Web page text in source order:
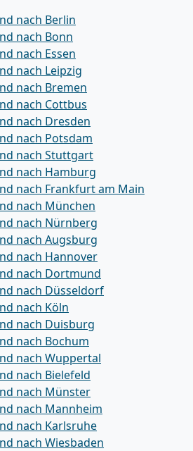
nach Berlin
nach Bonn
nach Essen
nach Leipzig
nach Bremen
nach Cottbus
nach Dresden
nach Potsdam
nach Stuttgart
nach Hamburg
nach Frankfurt am Main
nach München
nach Nürnberg
nach Augsburg
nach Hannover
nach Dortmund
nach Düsseldorf
nach Köln
nach Duisburg
nach Bochum
nach Wuppertal
nach Bielefeld
nach Münster
nach Mannheim
nach Karlsruhe
nach Wiesbaden